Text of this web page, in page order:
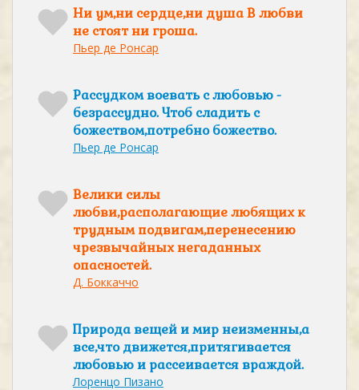
Ни ум,ни сердце,ни душа В любви
не стоят ни гроша.
Пьер де Ронсар
Рассудком воевать с любовью -
безрассудно. Чтоб сладить с
божеством,потребно божество.
Пьер де Ронсар
Велики силы
любви,располагающие любящих к
трудным подвигам,перенесению
чрезвычайных негаданных
опасностей.
Д. Боккаччо
Природа вещей и мир неизменны,а
все,что движется,притягивается
любовью и рассеивается враждой.
Лоренцо Пизано